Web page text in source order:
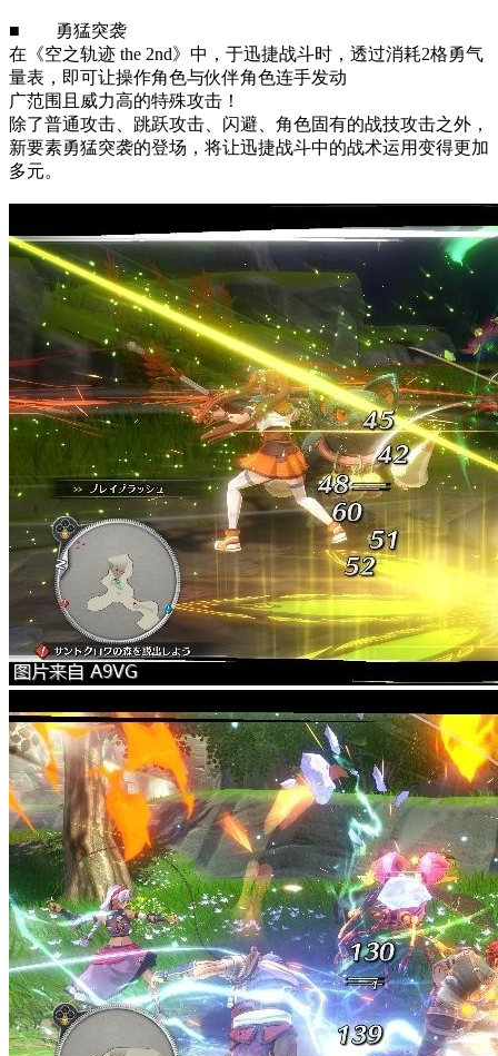
■ 勇猛突袭
在《空之轨迹 the 2nd》中，于迅捷战斗时，透过消耗2格勇气
量表，即可让操作角色与伙伴角色连手发动
广范围且威力高的特殊攻击！
除了普通攻击、跳跃攻击、闪避、角色固有的战技攻击之外，
新要素勇猛突袭的登场，将让迅捷战斗中的战术运用变得更加
多元。